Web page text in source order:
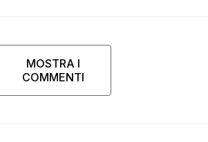
MOSTRA I
COMMENTI